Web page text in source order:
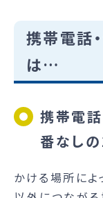
携帯電話
は…
携帯電話
番なしの
かける場所によ